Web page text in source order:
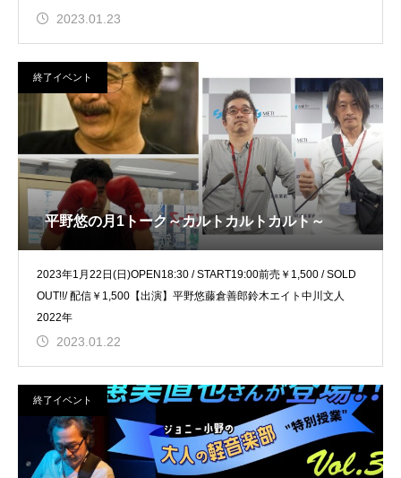
2023.01.23
終了イベント
平野悠の月1トーク～カルトカルトカルト～
2023年1月22日(日)OPEN18:30 / START19:00前売￥1,500 / SOLD
OUT!!/ 配信￥1,500【出演】平野悠藤倉善郎鈴木エイト中川文人
2022年
2023.01.22
終了イベント